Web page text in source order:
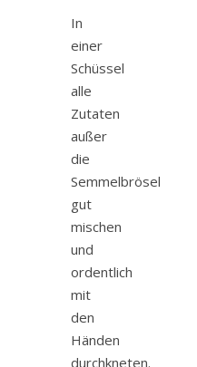
In
einer
Schüssel
alle
Zutaten
außer
die
Semmelbrösel
gut
mischen
und
ordentlich
mit
den
Händen
durchkneten.